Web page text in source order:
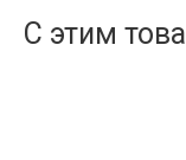
С этим
Камеры